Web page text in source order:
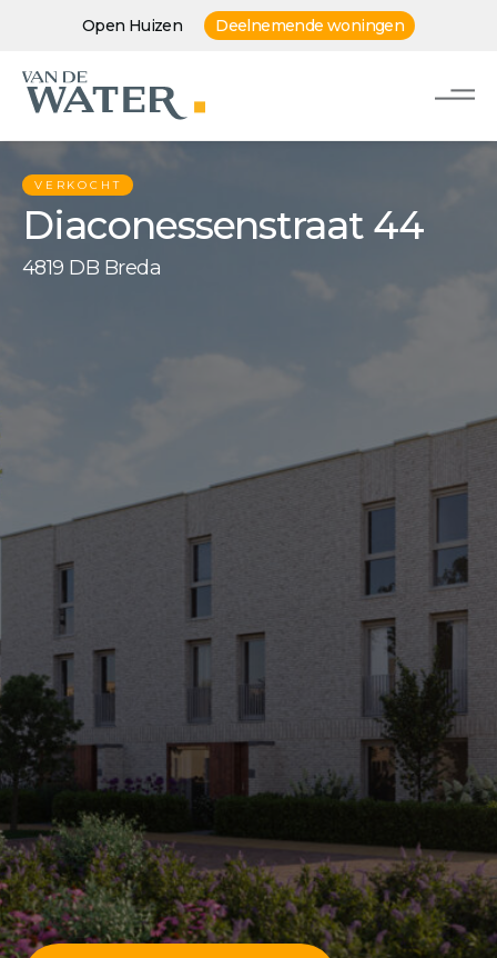
Open Huizen Deelnemende woningen
VERKOCHT
Diaconessenstraat 44
4819 DB Breda